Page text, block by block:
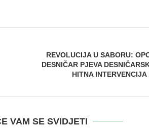
REVOLUCIJA U SABORU:
DESNIČAR PJEVA
HITNA
VAM SE SVIDJETI